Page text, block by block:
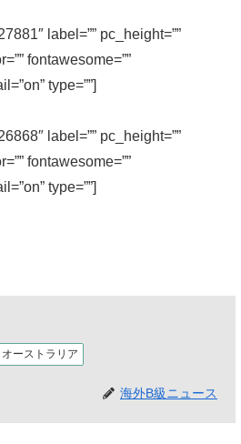
label=”” pc_height=””
fontawesome=””
type=””]
label=”” pc_height=””
fontawesome=””
type=””]
オーストラリア
海外B級ニュース